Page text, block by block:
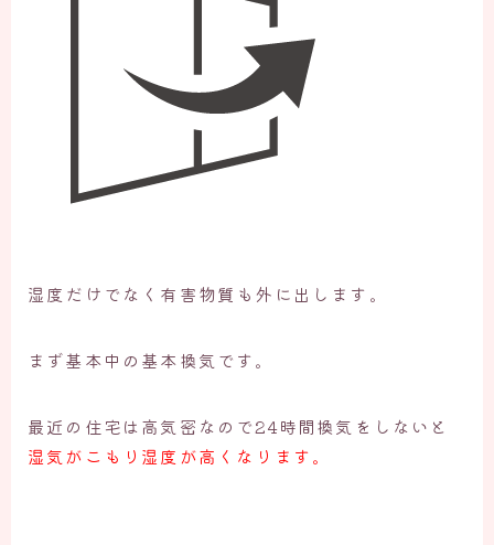
湿度だけでなく有害物質も外に出します。
まず基本中の基本換気です。
最近の住宅は高気密なので24時間換気をしないと
湿気がこもり湿度が高くなります。